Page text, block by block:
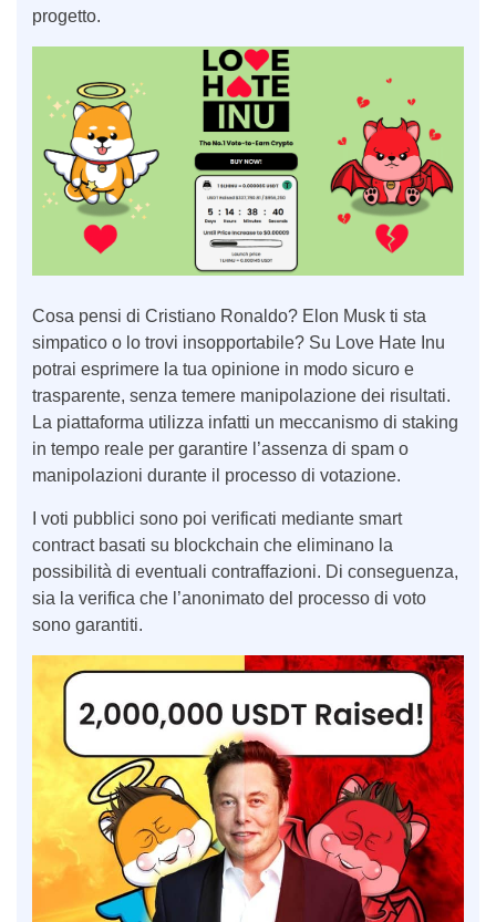
progetto.
Cosa pensi di Cristiano Ronaldo? Elon Musk ti sta
simpatico o lo trovi insopportabile? Su Love Hate Inu
potrai esprimere la tua opinione in modo sicuro e
trasparente, senza temere manipolazione dei risultati.
La piattaforma utilizza infatti un meccanismo di staking
in tempo reale per garantire l’assenza di spam o
manipolazioni durante il processo di votazione.
I voti pubblici sono poi verificati mediante smart
contract basati su blockchain che eliminano la
possibilità di eventuali contraffazioni. Di conseguenza,
sia la verifica che l’anonimato del processo di voto
sono garantiti.